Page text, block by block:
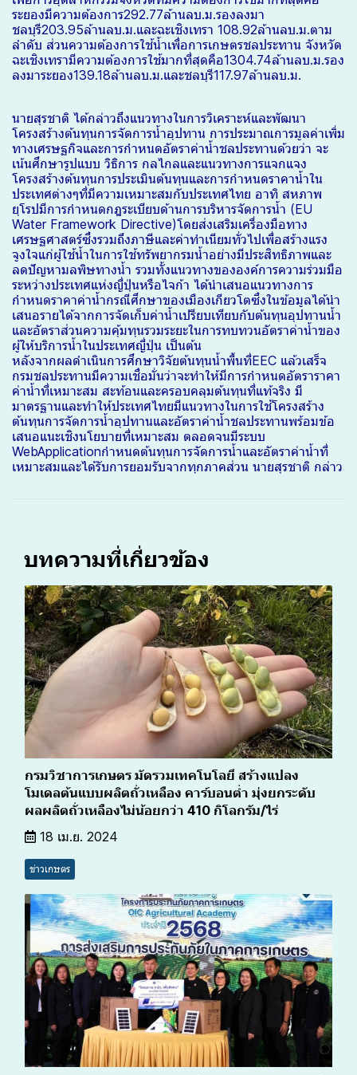
ระยองมีความต้องการ292.77ล้านลบ.ม.รองลงมา
ชลบุรี203.95ล้านลบ.ม.และฉะเชิงเทรา 108.92ล้านลบ.ม.ตาม
ลำดับ ส่วนความต้องการใช้น้ำเพื่อการเกษตรชลประทาน จังหวัด
ฉะเชิงเทรามีความต้องการใช้มากที่สุดคือ1304.74ล้านลบ.ม.รอง
ลงมาระยอง139.18ล้านลบ.ม.และชลบุรี117.97ล้านลบ.ม.
นายสุรชาติ ได้กล่าวถึงแนวทางในการวิเคราะห์และพัฒนา
โครงสร้างต้นทุนการจัดการน้ำอุปทาน การประมาณการมูลค่าเพิ่ม
ทางเศรษฐกิจและการกำหนดอัตราค่าน้ำชลประทานด้วยว่า จะ
เน้นศึกษารูปแบบ วิธิการ กลไกลและแนวทางการแจกแจง
โครงสร้างต้นทุนการประเมินต้นทุนและการกำหนดราคาน้ำใน
ประเทศต่างๆที่มีความเหมาะสมกับประเทศไทย อาทิ สหภาพ
ยุโรปมีการกำหนดกฎระเบียบด้านการบริหารจัดการน้ำ (EU
Water Framework Directive)โดยส่งเสริมเครื่องมือทาง
เศรษฐศาสตร์ซึ่งรวมถึงภาษีและค่าทำเนียมทั่วไปเพื่อสร้างแรง
จูงใจแก่ผู้ใช้น้ำในการใช้ทรัพยากรมน้ำอย่างมีประสิทธิภาพและ
ลดปัญหามลพิษทางน้ำ รวมทั้งแนวทางขององค์การความร่วมมือ
ระหว่างประเทศแห่งญี่ปุ่นหรือไจก้า ได้นำเสนอแนวทางการ
กำหนดราคาค่าน้ำกรณีศึกษาของเมืองเกียวโตซึ่งในข้อมูลได้นำ
เสนอรายได้จากการจัดเก็บค่าน้ำเปรียบเทียบกับต้นทุนอุปทานน้ำ
และอัตราส่วนความคุ้มทุนรวมระยะในการทบทวนอัตราค่าน้ำของ
ผู้ให้บริการน้ำในประเทศญี่ปุ่น เป็นต้น
หลังจากผลดำเนินการศึกษาวิจัยต้นทุนน้ำพื้นที่EEC แล้วเสร็จ
กรมชลประทานมีความเชื่อมั่นว่าจะทำให้มีการกำหนดอัตราราคา
ค่าน้ำที่เหมาะสม สะท้อนและครอบคลุมต้นทุนที่แท้จริง มี
มาตรฐานและทำให้ประเทศไทยมีแนวทางในการใช้โครงสร้าง
ต้นทุนการจัดการน้ำอุปทานและอัตราค่าน้ำชลประทานพร้อมข้อ
เสนอแนะเชิงนโยบายที่เหมาะสม ตลอดจนมีระบบ
WebApplicationกำหนดต้นทุนการจัดการน้ำและอัตราค่าน้ำที่
เหมาะสมและได้รับการยอมรับจากทุกภาคส่วน นายสุรชาติ กล่าว
บทความที่เกี่ยวข้อง
กรมวิชาการเกษตร มัดรวมเทคโนโลยี สร้างแปลง
โมเดลต้นแบบผลิตถั่วเหลือง คาร์บอนต่ำ มุ่งยกระดับ
ผลผลิตถั่วเหลืองไม่น้อยกว่า 410 กิโลกรัม/ไร่
18 เม.ย. 2024
ข่าวเกษตร